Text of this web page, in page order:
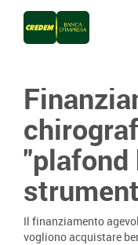
"plafond
Il finanziamento
vogliono acquistare